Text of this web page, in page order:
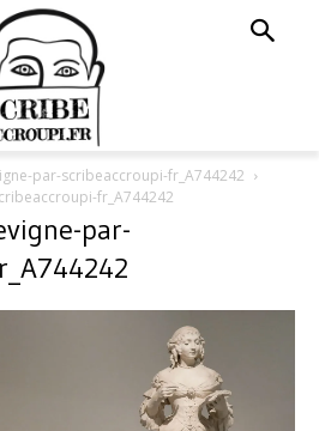
par-scribeaccroupi-fr_A744242
fr_A744242
par-